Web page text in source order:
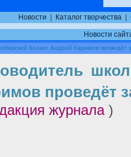
Новости Каталог творчества
Новости
Казак» Андрей Каримов проведёт
проведёт
журнала)